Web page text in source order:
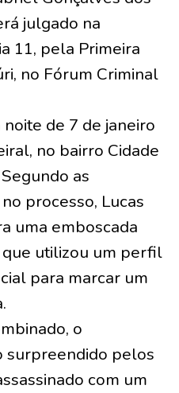
julgado na
11, pela Primeira
no Fórum Criminal
de 7 de janeiro
no bairro Cidade
as
processo, Lucas
uma emboscada
utilizou um perfil
para marcar um
o
surpreendido pelos
com um